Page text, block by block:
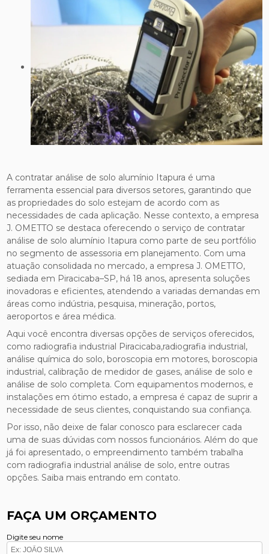
A contratar análise de solo alumínio Itapura é uma
ferramenta essencial para diversos setores, garantindo que
as propriedades do solo estejam de acordo com as
necessidades de cada aplicação. Nesse contexto, a empresa
J. OMETTO se destaca oferecendo o serviço de contratar
análise de solo alumínio Itapura como parte de seu portfólio
no segmento de assessoria em planejamento. Com uma
atuação consolidada no mercado, a empresa J. OMETTO,
sediada em Piracicaba–SP, há 18 anos, apresenta soluções
inovadoras e eficientes, atendendo a variadas demandas em
áreas como indústria, pesquisa, mineração, portos,
aeroportos e área médica.
Aqui você encontra diversas opções de serviços oferecidos,
como radiografia industrial Piracicaba,radiografia industrial,
análise química do solo, boroscopia em motores, boroscopia
industrial, calibração de medidor de gases, análise de solo e
análise de solo completa. Com equipamentos modernos, e
instalações em ótimo estado, a empresa é capaz de suprir a
necessidade de seus clientes, conquistando sua confiança.
Por isso, não deixe de falar conosco para esclarecer cada
uma de suas dúvidas com nossos funcionários. Além do que
já foi apresentado, o empreendimento também trabalha
com radiografia industrial análise de solo, entre outras
opções. Saiba mais entrando em contato.
FAÇA UM ORÇAMENTO
Digite seu nome